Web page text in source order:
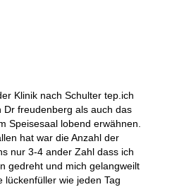
Klinik nach Schulter tep.ich
Dr freudenberg als auch das
Speisesaal lobend erwähnen.
hat war die Anzahl der
nur 3-4 ander Zahl dass ich
gedreht und mich gelangweilt
lückenfüller wie jeden Tag